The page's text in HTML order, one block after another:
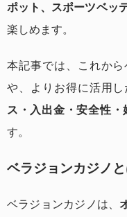
ポット、スポーツベッ
楽しめます。
本記事では、これか
や、よりお得に活用し
ス・入出金・安全性・
す。
ベラジョンカジノと
ベラジョンカジノは、